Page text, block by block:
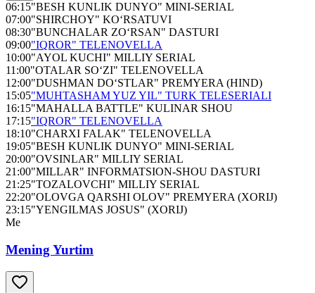
06:15"BESH KUNLIK DUNYO" MINI-SERIAL
07:00"SHIRCHOY" KO‘RSATUVI
08:30"BUNCHALAR ZO‘RSAN" DASTURI
09:00"IQROR" TELENOVELLA
10:00"AYOL KUCHI" MILLIY SERIAL
11:00"OTALAR SO‘ZI" TELENOVELLA
12:00"DUSHMAN DO‘STLAR" PREMYERA (HIND)
15:05"MUHTASHAM YUZ YIL" TURK TELESERIALI
16:15"MAHALLA BATTLE" KULINAR SHOU
17:15"IQROR" TELENOVELLA
18:10"CHARXI FALAK" TELENOVELLA
19:05"BESH KUNLIK DUNYO" MINI-SERIAL
20:00"OVSINLAR" MILLIY SERIAL
21:00"MILLAR" INFORMATSION-SHOU DASTURI
21:25"TOZALOVCHI" MILLIY SERIAL
22:20"OLOVGA QARSHI OLOV" PREMYERA (XORIJ)
23:15"YENGILMAS JOSUS" (XORIJ)
Me
Mening Yurtim